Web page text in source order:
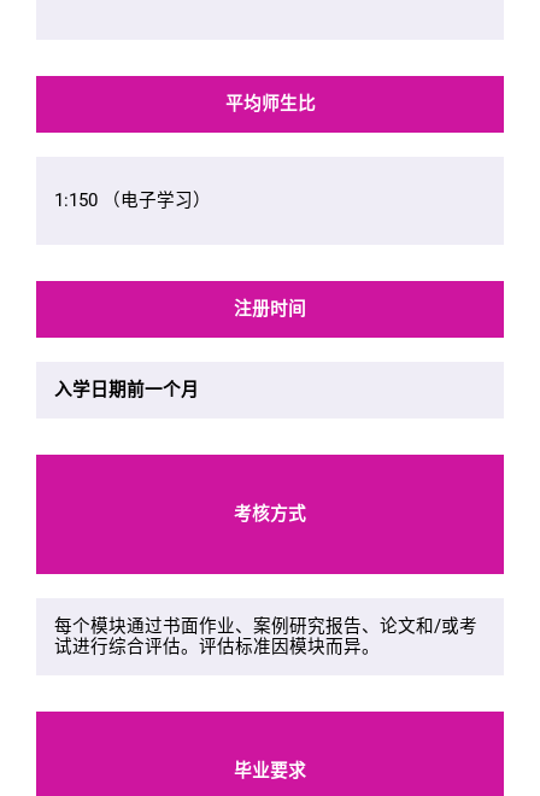
平均师生比
1:150 （电子学习）
注册时间
入学日期前一个月
考核方式
每个模块通过书面作业、案例研究报告、论文和/或考
试进行综合评估。评估标准因模块而异。
毕业要求